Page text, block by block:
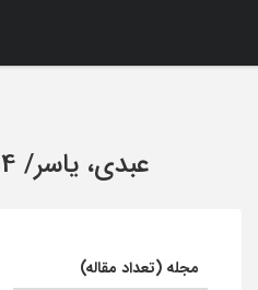
عبدی، یاسر/ 4 مقاله
مجله (تعداد مقاله)